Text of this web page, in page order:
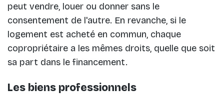
peut vendre, louer ou donner sans le
consentement de l'autre. En revanche, si le
logement est acheté en commun, chaque
copropriétaire a les mêmes droits, quelle que soit
sa part dans le financement.
Les biens professionnels